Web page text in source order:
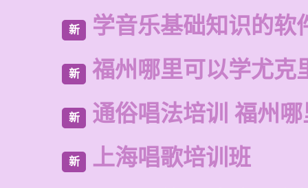
新 学音乐基础知识的软
新 福州哪里可以学尤克
新 通俗唱法培训 福州
新 上海唱歌培训班